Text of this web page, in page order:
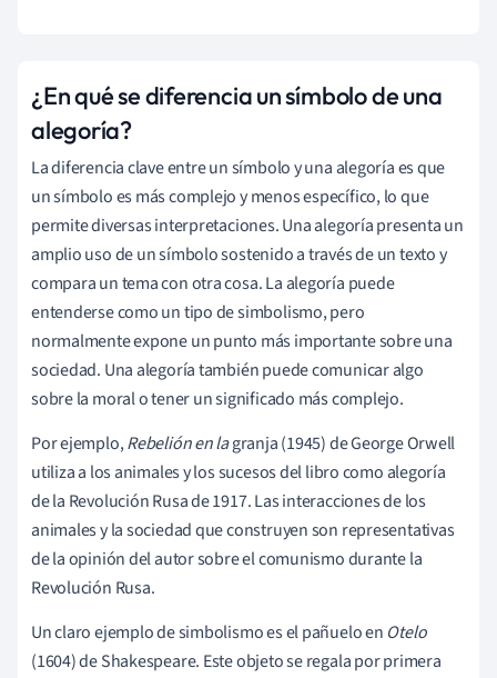
¿En qué se diferencia un símbolo de una
alegoría?
La diferencia clave entre un símbolo y una alegoría es que
un símbolo es más complejo y menos específico, lo que
permite diversas interpretaciones. Una alegoría presenta un
amplio uso de un símbolo sostenido a través de un texto y
compara un tema con otra cosa. La alegoría puede
entenderse como un tipo de simbolismo, pero
normalmente expone un punto más importante sobre una
sociedad. Una alegoría también puede comunicar algo
sobre la moral o tener un significado más complejo.
Por ejemplo,Rebelión en lagranja (1945) de George Orwell
utiliza a los animales y los sucesos del libro como alegoría
de la Revolución Rusa de 1917. Las interacciones de los
animales y la sociedad que construyen son representativas
de la opinión del autor sobre el comunismo durante la
Revolución Rusa.
Un claro ejemplo de simbolismo es el pañuelo en Otelo
(1604) de Shakespeare. Este objeto se regala por primera